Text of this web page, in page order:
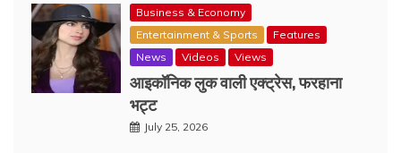
Business & Economy
Entertainment & Sports
Features
News
Videos Views
आइकॉनिक लुक वाली एक्‍ट्रेस, फरहाना
भट्ट
July 25, 2026